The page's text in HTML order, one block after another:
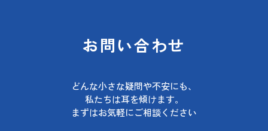
お問い合わせ
どんな小さな疑問や不安にも、
私たちは耳を傾けます。
まずはお気軽にご相談ください